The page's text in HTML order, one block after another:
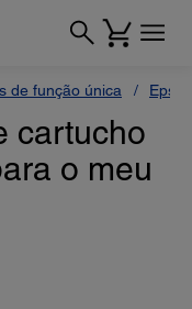
de função única
cartucho
o meu